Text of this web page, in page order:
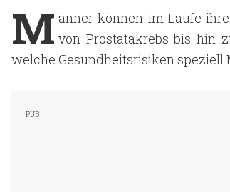
M änner können im Laufe
von Prostatakrebs bis hin
welche Gesundheitsrisiken speziell